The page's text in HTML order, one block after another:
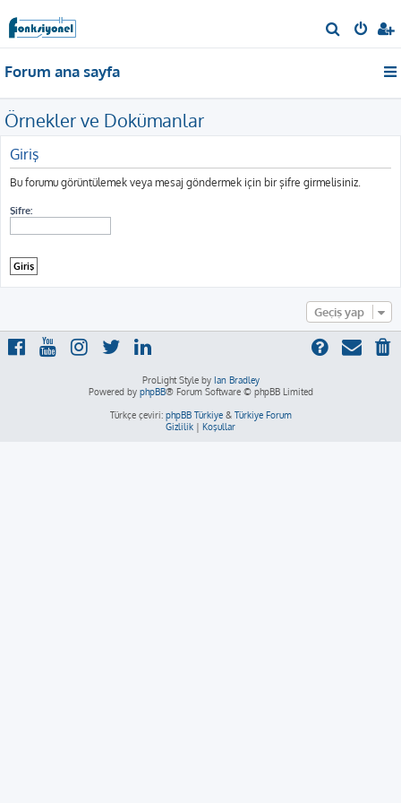
r
Forum ana sayfa
Örnekler ve Dokümanlar
Giriş
Bu forumu görüntülemek veya mesaj göndermek için bir şifre girmelisiniz.
Şifre:
Geçiş yap
ProLight Style by Ian Bradley
Powered by phpBB® Forum Software © phpBB Limited
Türkçe çeviri: phpBB Türkiye& Türkiye Forum
Gizlilik | Koşullar